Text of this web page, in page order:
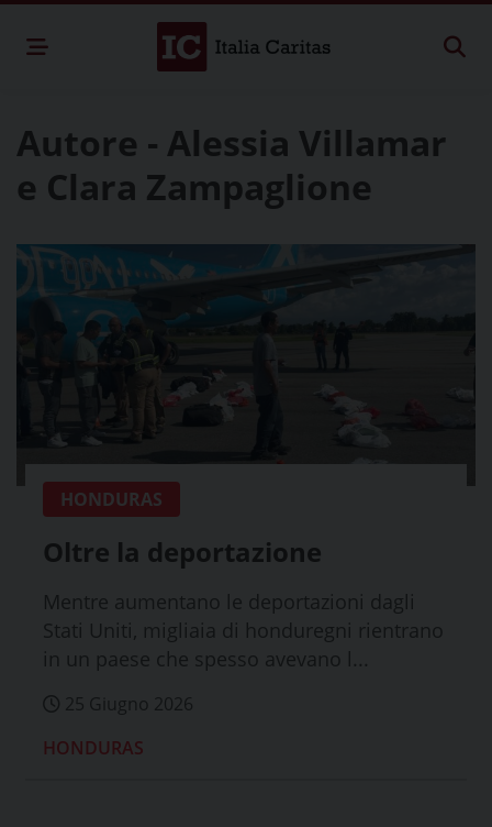
Autore - Alessia Villamar
e Clara Zampaglione
HONDURAS
Oltre la deportazione￼
Mentre aumentano le deportazioni dagli
Stati Uniti, migliaia di honduregni rientrano
in un paese che spesso avevano l...
25 Giugno 2026
HONDURAS